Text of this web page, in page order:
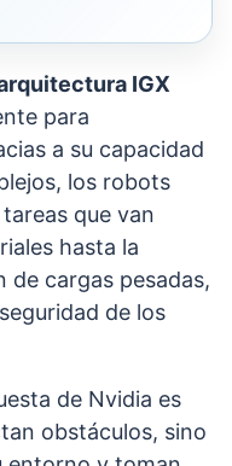
IGX
para
a su capacidad
los robots
que van
hasta la
de cargas pesadas,
de los
de Nvidia es
obstáculos, sino